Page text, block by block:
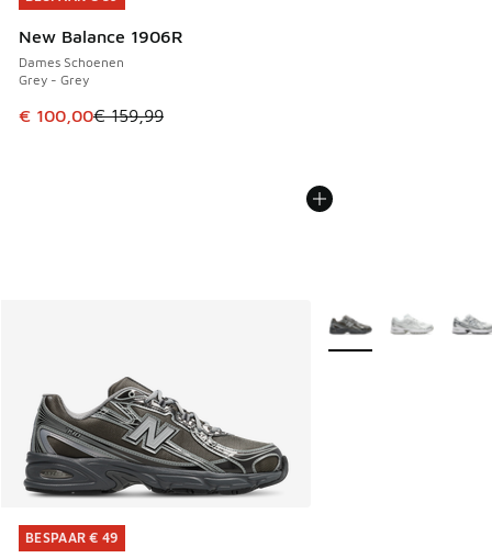
New Balance 1906R
Dames Schoenen
Grey - Grey
Dit artikel is in de uitverkoop. Dit artikel is in de
€ 100,00€ 159,99
BESPAAR € 49
BESPAAR € 49
Meer kleuren